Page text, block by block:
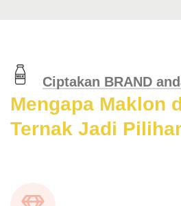
Ciptakan BRAND
Mengapa Maklon
Ternak Jadi